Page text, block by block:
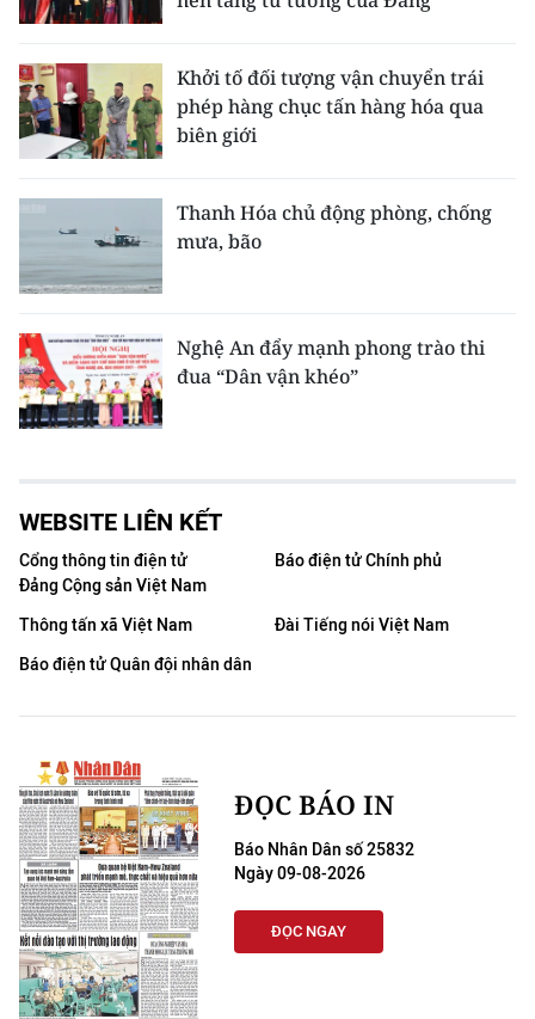
Khởi tố đối tượng vận chuyển trái
phép hàng chục tấn hàng hóa qua
biên giới
Thanh Hóa chủ động phòng, chống
mưa, bão
Nghệ An đẩy mạnh phong trào thi
đua “Dân vận khéo”
WEBSITE LIÊN KẾT
Cổng thông tin điện tử
Đảng Cộng sản Việt Nam
Báo điện tử Chính phủ
Thông tấn xã Việt Nam
Đài Tiếng nói Việt Nam
Báo điện tử Quân đội nhân dân
ĐỌC BÁO IN
Báo Nhân Dân số 25832
Ngày 09-08-2026
ĐỌC NGAY